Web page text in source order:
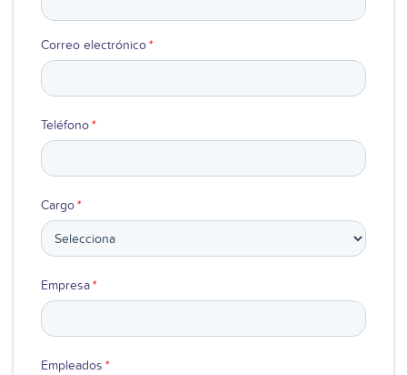
Correo electrónico*
Teléfono*
Cargo*
Empresa*
Empleados *